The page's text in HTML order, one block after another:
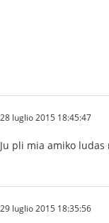
28 luglio 2015 18:45:47
Ju pli mia amiko
29 luglio 2015 18:35:56